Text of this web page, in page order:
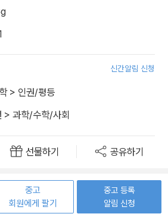
신간알림 신청
> 인권/평등
> 과학/수학/사회
선물하기 공유하기
중고
회원에게 팔기
중고 등록
알림 신청